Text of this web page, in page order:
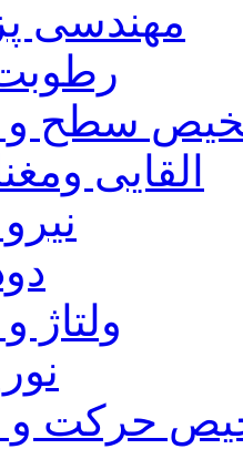
مهندسی
سطح و
القایی
ولتاژ
حرکت و